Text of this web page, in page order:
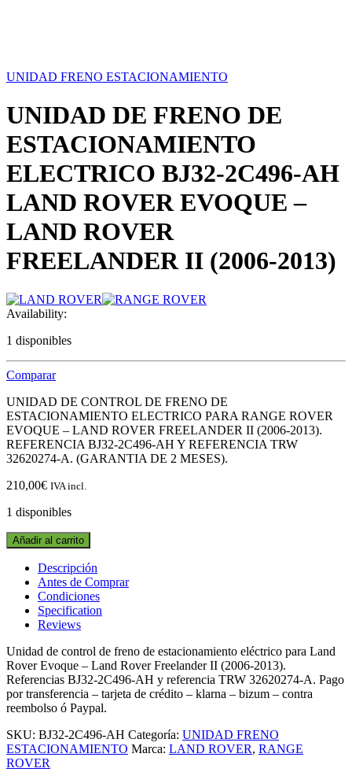
UNIDAD FRENO ESTACIONAMIENTO
UNIDAD DE FRENO DE
ESTACIONAMIENTO
ELECTRICO BJ32-2C496-AH
LAND ROVER EVOQUE –
LAND ROVER
FREELANDER II (2006-2013)
Availability:
1 disponibles
Comparar
UNIDAD DE CONTROL DE FRENO DE
ESTACIONAMIENTO ELECTRICO PARA RANGE ROVER
EVOQUE – LAND ROVER FREELANDER II (2006-2013).
REFERENCIA BJ32-2C496-AH Y REFERENCIA TRW
32620274-A. (GARANTIA DE 2 MESES).
210,00€ IVA incl.
1 disponibles
UNIDAD
DE
FRENO
ESTACIONAMIENTO
ELECTRICO
BJ32-
AH
LAND
ROVER
EVOQUE
-
ROVER
FREELANDER
II
Añadir al carrito
Descripción
Antes de Comprar
Condiciones
Specification
Reviews
Unidad de control de freno de estacionamiento eléctrico para Land
Rover Evoque – Land Rover Freelander II (2006-2013).
Referencias BJ32-2C496-AH y referencia TRW 32620274-A. Pago
por transferencia – tarjeta de crédito – klarna – bizum – contra
reembolso ó Paypal.
SKU: BJ32-2C496-AH Categoría: UNIDAD FRENO
ESTACIONAMIENTO Marca: LAND ROVER, RANGE
ROVER